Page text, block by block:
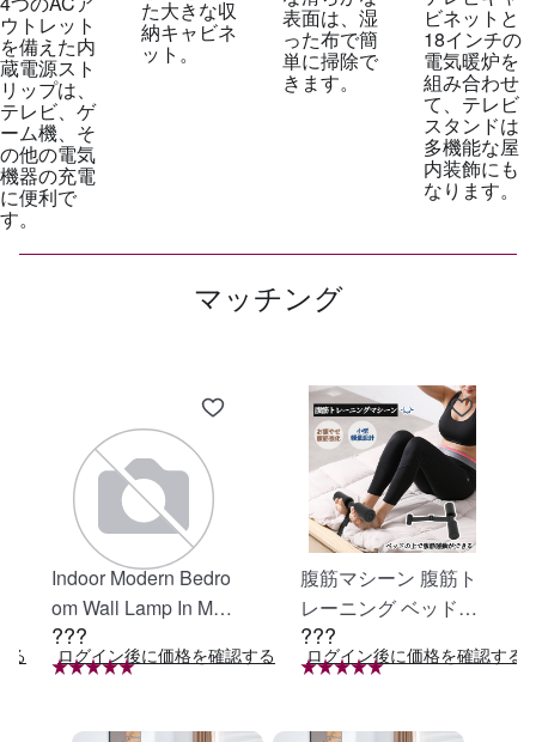
ウトレット
を備えた内
蔵電源スト
リップは、
テレビ、ゲ
ーム機、そ
の他の電気
機器の充電
に便利で
す。
た大きな収
納キャビネ
ット。
表面は、湿
った布で簡
単に掃除で
きます。
ビネットと
18インチの
電気暖炉を
組み合わせ
て、テレビ
スタンドは
多機能な屋
内装飾にも
なります。
マッチング
る
Indoor Modern Bedro
om Wall Lamp In Matt
e Black, Iron Clear Gl
ass Shade,4-Lights E
nity Light
???
ログイン後に価格を確認する
腹筋マシーン 腹筋ト
レーニング ベッド固
定 足固定 腹筋器具
腹筋マシン 足を押さ
レーニング器具 エク
???
ログイン後に価格を確認する